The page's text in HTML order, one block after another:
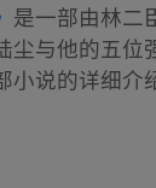
是一部由林二
尘与他的五位
说的详细介